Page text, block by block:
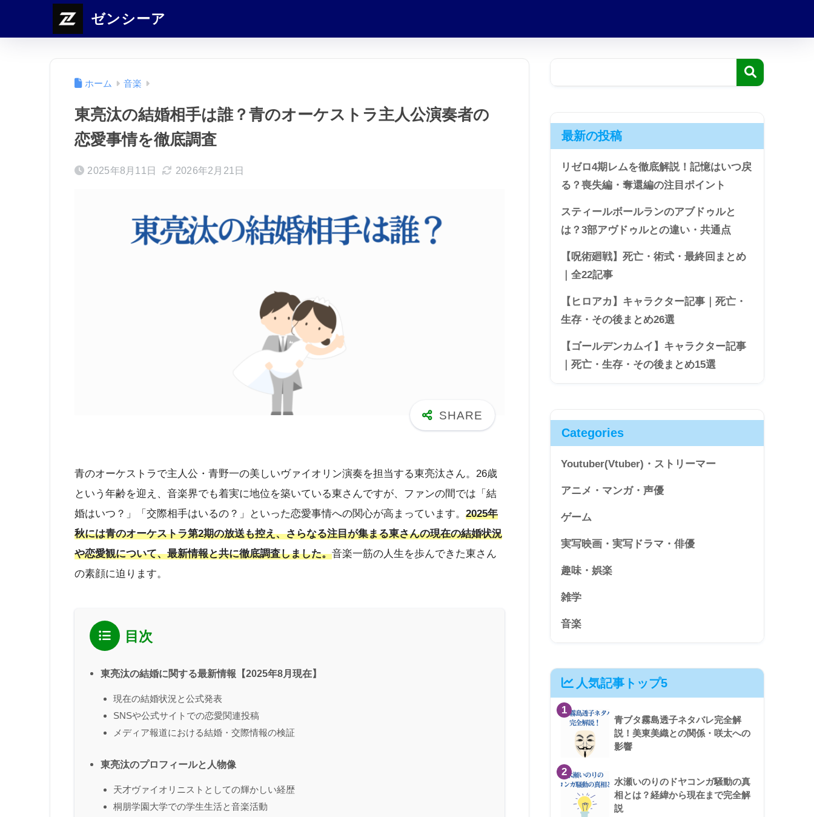
ゼンシーア
ホーム 音楽
東亮汰の結婚相手は誰？青のオーケストラ主人公演奏者の
恋愛事情を徹底調査
2025年8月11日 2026年2月21日
青のオーケストラで主人公・青野一の美しいヴァイオリン演奏を担当する東亮汰さん。26歳
という年齢を迎え、音楽界でも着実に地位を築いている東さんですが、ファンの間では「結
婚はいつ？」「交際相手はいるの？」といった恋愛事情への関心が高まっています。 2025年
秋には青のオーケストラ第2期の放送も控え、さらなる注目が集まる東さんの現在の結婚状況
や恋愛観について、最新情報と共に徹底調査しました。音楽一筋の人生を歩んできた東さん
の素顔に迫ります。
目次
東亮汰の結婚に関する最新情報【2025年8月現在】
現在の結婚状況と公式発表
SNSや公式サイトでの恋愛関連投稿
メディア報道における結婚・交際情報の検証
東亮汰のプロフィールと人物像
天才ヴァイオリニストとしての輝かしい経歴
桐朋学園大学での学生生活と音楽活動
最新の投稿
リゼロ4期レムを徹底解説！記憶はいつ戻
る？喪失編・奪還編の注目ポイント
スティールボールランのアブドゥルと
は？3部アヴドゥルとの違い・共通点
【呪術廻戦】死亡・術式・最終回まとめ
｜全22記事
【ヒロアカ】キャラクター記事｜死亡・
生存・その後まとめ26選
【ゴールデンカムイ】キャラクター記事
｜死亡・生存・その後まとめ15選
Categories
Youtuber(Vtuber)・ストリーマー
アニメ・マンガ・声優
ゲーム
実写映画・実写ドラマ・俳優
趣味・娯楽
雑学
音楽
人気記事トップ5
1
青ブタ霧島透子ネタバレ完全解
説！美東美織との関係・咲太への
影響
2
水瀬いのりのドヤコンガ騒動の真
相とは？経緯から現在まで完全解
説